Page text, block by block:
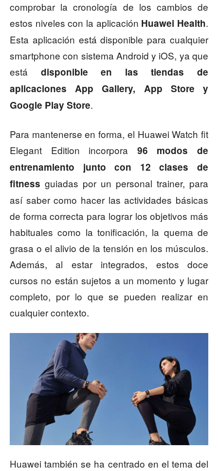
comprobar la cronología de los cambios de
estos niveles con la aplicación Huawei Health.
Esta aplicación está disponible para cualquier
smartphone con sistema Android y iOS, ya que
está disponible en las tiendas de
aplicaciones App Gallery, App Store y
Google Play Store.
Para mantenerse en forma, el Huawei Watch fit
Elegant Edition incorpora 96 modos de
entrenamiento junto con 12 clases de
fitness guiadas por un personal trainer, para
así saber como hacer las actividades básicas
de forma correcta para lograr los objetivos más
habituales como la tonificación, la quema de
grasa o el alivio de la tensión en los músculos.
Además, al estar integrados, estos doce
cursos no están sujetos a un momento y lugar
completo, por lo que se pueden realizar en
cualquier contexto.
Huawei también se ha centrado en el tema del